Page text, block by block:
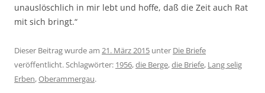
unauslöschlich in mir lebt und hoffe, daß die Zeit auch Rat
mit sich bringt.“
Dieser Beitrag wurde am 21. März 2015 unter Die Briefe
veröffentlicht. Schlagwörter: 1956,die Berge,die Briefe, Lang selig
Erben,Oberammergau.